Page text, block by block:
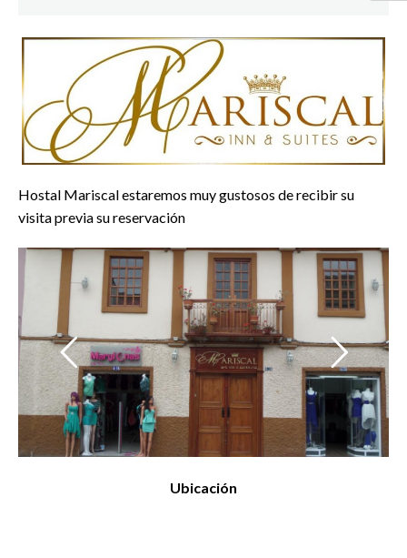
Hostal Mariscal estaremos muy gustosos de recibir su
visita previa su reservación
Ubicación